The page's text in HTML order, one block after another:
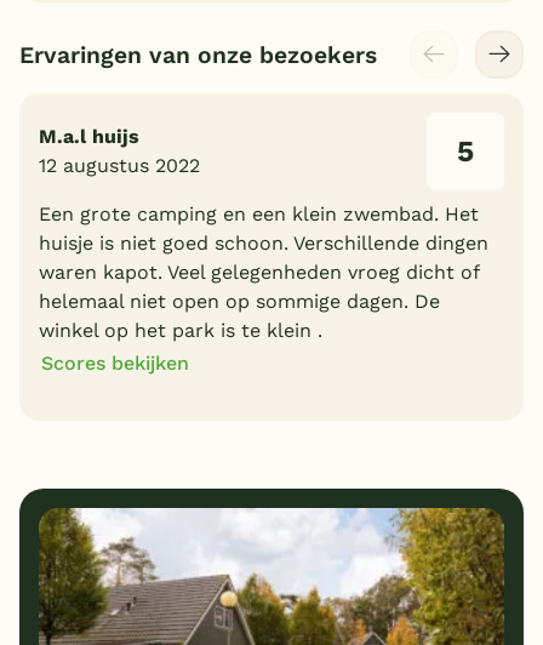
Ervaringen van onze bezoekers
M.a.l huijs
12 augustus 2022
5
Een grote camping en een klein zwembad. Het
huisje is niet goed schoon. Verschillende dingen
waren kapot. Veel gelegenheden vroeg dicht of
helemaal niet open op sommige dagen. De
winkel op het park is te klein .
Scores bekijken
5 Bungalows Kindvriendelijk
4 Prijs/kwaliteit